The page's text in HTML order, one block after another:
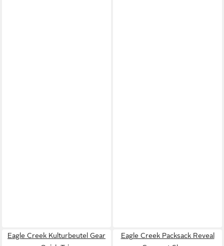
Eagle Creek Kulturbeutel Gear
Eagle Creek Packsack Reveal